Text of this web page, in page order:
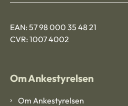
EAN: 57 98 000 35 48 21
CVR: 1007 4002
Om Ankestyrelsen
Om Ankestyrelsen